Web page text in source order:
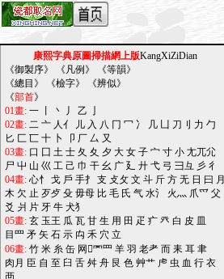
康熙字典原圖掃描網上版KangXiZiDian
《御製序》 《凡例 》 《等韻》
《總目 》 《檢字》 《辨似》
《部首》
01畫: 一 丶 丿 乙
02畫: 二 亠 人亻 儿 入 八 冂 冖 冫 几 凵 刀刂 力 勹
匕 匚 匸 十 卜 卩 厂 厶 又
03畫: 口 囗 土 士 夂 夊 夕 大 女 子 宀 寸 小 尢兀尣
尸 屮 山 巛 工 己 巾 干 幺 广 廴 廾 弋 弓 彐彑 彡 彳
04畫: 心忄 戈 戶 手扌 支 攴攵 文 斗 斤 方 无 日 曰 月
木 欠 止 歹歺 殳 毋母 比 毛 氏 气 水氵 火灬 爪爫 父
爻 爿 片 牙 牛 犬犭
05畫: 玄 玉王 瓜 瓦 甘 生 用 田 疋 疒 癶 白 皮 皿
目罒 矛 矢 石 示 禸 禾 穴 立
06畫: 竹 米 糸 缶 网罓罒 羊 羽 老耂 而 耒 耳 聿
肉月 臣 自 至 臼 舌 舛 舟 艮 色 艸艹 虍 虫 血 行 衣
襾